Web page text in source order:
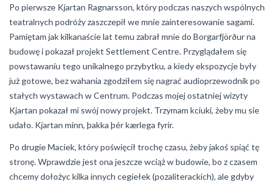
Po pierwsze Kjartan Ragnarsson, który podczas naszych wspólnych
teatralnych podróży zaszczepił we mnie zainteresowanie sagami.
Pamiętam jak kilkanaście lat temu zabrał mnie do Borgarfjörður na
budowę i pokazał projekt Settlement Centre. Przyglądałem się
powstawaniu tego unikalnego przybytku, a kiedy ekspozycje były
już gotowe, bez wahania zgodziłem się nagrać audioprzewodnik po
stałych wystawach w Centrum. Podczas mojej ostatniej wizyty
Kjartan pokazał mi swój nowy projekt. Trzymam kciuki, żeby mu sie
udało. Kjartan minn, þakka þér kærlega fyrir.
Po drugie Maciek, który poświęcił trochę czasu, żeby jakoś spiąć tę
stronę. Wprawdzie jest ona jeszcze wciąż w budowie, bo z czasem
chcemy dołożyc kilka innych cegiełek (pozaliterackich), ale gdyby